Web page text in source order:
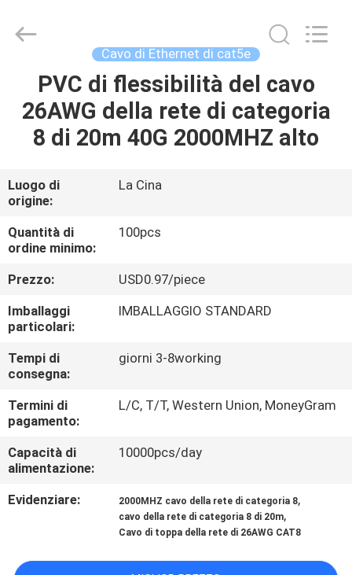
CASA
PRODOTTI
CIRCA
NOI
GIRO
DELLA
FABBRICA
CONTROLLO
QUALITÀ
MAPPA
DEL
WanyYi Telecom Tech Co.,Limited.
Cavo di Ethernet di cat5e
PVC di flessibilità del cavo
26AWG della rete di categoria
8 di 20m 40G 2000MHZ alto
Luogo di
origine:
La Cina
Quantità di
ordine minimo:
100pcs
Prezzo:
USD0.97/piece
Imballaggi
particolari:
IMBALLAGGIO STANDARD
Tempi di
consegna:
giorni 3-8working
Termini di
pagamento:
L/C, T/T, Western Union, MoneyGram
Capacità di
alimentazione:
10000pcs/day
Evidenziare: 2000MHZ cavo della rete di categoria 8,
cavo della rete di categoria 8 di 20m,
Cavo di toppa della rete di 26AWG CAT8